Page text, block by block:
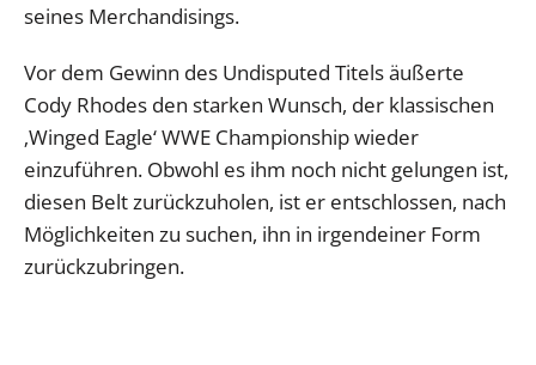
seines Merchandisings.
Vor dem Gewinn des Undisputed Titels äußerte
Cody Rhodes den starken Wunsch, der klassischen
‚Winged Eagle‘ WWE Championship wieder
einzuführen. Obwohl es ihm noch nicht gelungen ist,
diesen Belt zurückzuholen, ist er entschlossen, nach
Möglichkeiten zu suchen, ihn in irgendeiner Form
zurückzubringen.